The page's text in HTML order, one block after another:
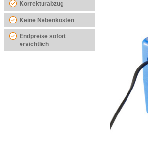
Korrekturabzug
Keine Nebenkosten
Endpreise sofort
ersichtlich